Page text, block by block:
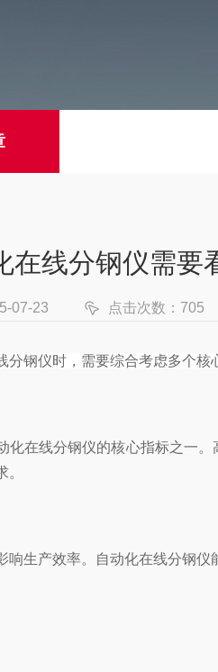
在线分钢仪需要
07-23 点击次数：705
仪时，需要综合考虑多个核
线分钢仪的核心指标之一。
产效率。自动化在线分钢仪